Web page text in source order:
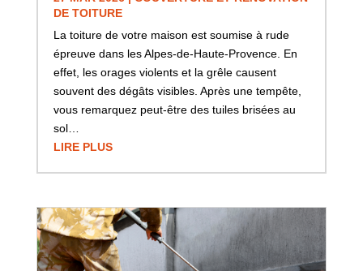
DE TOITURE
La toiture de votre maison est soumise à rude
épreuve dans les Alpes-de-Haute-Provence. En
effet, les orages violents et la grêle causent
souvent des dégâts visibles. Après une tempête,
vous remarquez peut-être des tuiles brisées au
sol…
LIRE PLUS